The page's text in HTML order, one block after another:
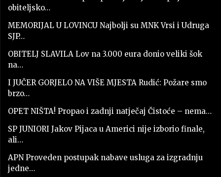
obiteljsko…
MEMORIJAL U LOVINCU Najbolji su MNK Vrsi i Udruga
SJP…
OBITELJ SLAVILA Lov na 3.000 eura donio veliki šok
na…
I JUČER GORJELO NA VIŠE MJESTA Rudić: Požare smo
brzo…
OPET NIŠTA! Propao i zadnji natječaj Čistoće – nema…
SP JUNIORI Jakov Pijaca u Americi nije izborio finale,
ali…
APN Proveden postupak nabave usluga za izgradnju
jedne…